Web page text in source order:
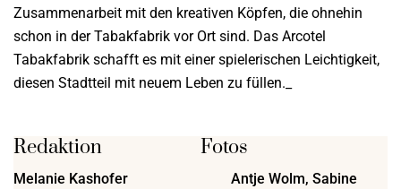
Zusammenarbeit mit den kreativen Köpfen, die ohnehin
schon in der Tabakfabrik vor Ort sind. Das Arcotel
Tabakfabrik schafft es mit einer spielerischen Leichtigkeit,
diesen Stadtteil mit neuem Leben zu füllen._
Redaktion
Melanie Kashofer
Fotos
Antje Wolm, Sabine